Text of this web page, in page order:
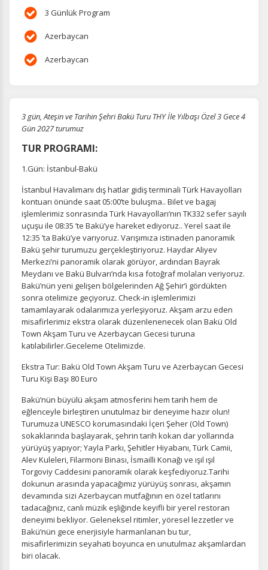
3 Günlük Program
Azerbaycan
Azerbaycan
3 gün, Ateşin ve Tarihin Şehri Bakü Turu THY İle Yılbaşı Özel 3 Gece 4
Gün 2027 turumuz
TUR PROGRAMI:
1.Gün: İstanbul-Bakü
İstanbul Havalimanı dış hatlar gidiş terminali Türk Havayolları
kontuarı önünde saat 05:00’te buluşma.. Bilet ve bagaj
işlemlerimiz sonrasında Türk Havayolları’nın TK332 sefer sayılı
uçuşu ile 08:35 ’te Bakü’ye hareket ediyoruz.. Yerel saat ile
12:35 ’ta Bakü’ye varıyoruz. Varışımıza istinaden panoramik
Bakü şehir turumuzu gerçekleştiriyoruz. Haydar Aliyev
Merkezi’ni panoramik olarak görüyor, ardından Bayrak
Meydanı ve Bakü Bulvarı’nda kısa fotoğraf molaları veriyoruz.
Bakü’nün yeni gelişen bölgelerinden Ağ Şehir’i gördükten
sonra otelimize geçiyoruz. Check-in işlemlerimizi
tamamlayarak odalarımıza yerleşiyoruz. Akşam arzu eden
misafirlerimiz ekstra olarak düzenlenenecek olan Bakü Old
Town Akşam Turu ve Azerbaycan Gecesi turuna
katılabilirler.Geceleme Otelimizde.
Ekstra Tur: Bakü Old Town Akşam Turu ve Azerbaycan Gecesi
Turu Kişi Başı 80 Euro
Bakü’nün büyülü akşam atmosferini hem tarih hem de
eğlenceyle birleştiren unutulmaz bir deneyime hazır olun!
Turumuza UNESCO korumasındaki İçeri Şeher (Old Town)
sokaklarında başlayarak, şehrin tarih kokan dar yollarında
yürüyüş yapıyor; Yayla Parkı, Şehitler Hiyabanı, Türk Camii,
Alev Kuleleri, Filarmoni Binası, İsmailli Konağı ve ışıl ışıl
Torgoviy Caddesini panoramik olarak keşfediyoruz.Tarihi
dokunun arasında yapacağımız yürüyüş sonrası, akşamın
devamında sizi Azerbaycan mutfağının en özel tatlarını
tadacağınız, canlı müzik eşliğinde keyifli bir yerel restoran
deneyimi bekliyor. Geleneksel ritimler, yöresel lezzetler ve
Bakü’nün gece enerjisiyle harmanlanan bu tur,
misafirlerimizin seyahati boyunca en unutulmaz akşamlardan
biri olacak.